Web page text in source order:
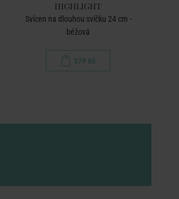
HIGHLIGHT
Svícen na dlouhou svíčku 24 cm -
béžová
379 Kč